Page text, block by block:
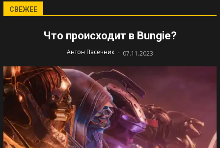
СВЕЖЕЕ
Что происходит в Bungie?
Антон Пасечник - 07.11.2023